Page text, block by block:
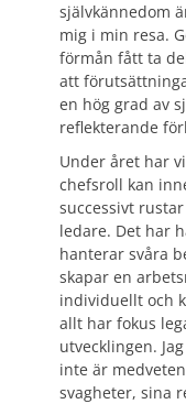
självkännedom
mig i min resa.
förmån fått ta
att
en hög grad av
reflekterande
Under året har
chefsroll kan
successivt
ledare. Det har
hanterar svåra
skapar en
individuellt och
allt har fokus
utvecklingen.
inte är
svagheter, sina